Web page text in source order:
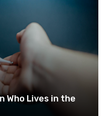
Who Lives in the